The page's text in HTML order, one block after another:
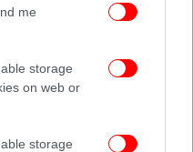
me
storage
on web or
storage